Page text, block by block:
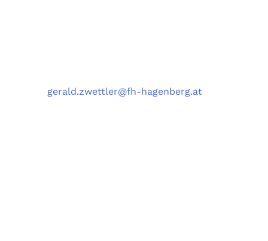
gerald.zwettler@fh-hagenberg.at